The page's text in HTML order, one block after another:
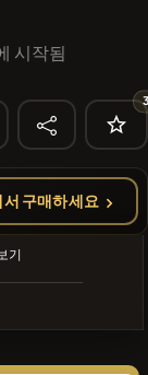
PEPINO
시작됨
구매하세요
기